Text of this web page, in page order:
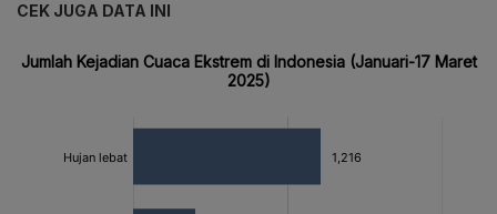
CEK JUGA DATA INI